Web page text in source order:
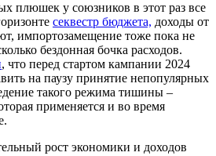
плюшек у союзников в этот раз все
секвестр бюджета, доходы от
импортозамещение тоже пока не
бездонная бочка расходов.
, что перед стартом кампании 2024
на паузу принятие непопулярных
такого режима тишины –
применяется и во время
рост экономики и доходов